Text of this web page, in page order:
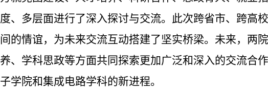
度、多层面进行了深入探讨与交流。 此次跨省市、跨高
间的情谊，为未来交流互动搭建了坚实桥梁。未来，两
养、学科思政等方面共同探索更加广泛和深入的交流合
子学院和集成电路学科的新进程。